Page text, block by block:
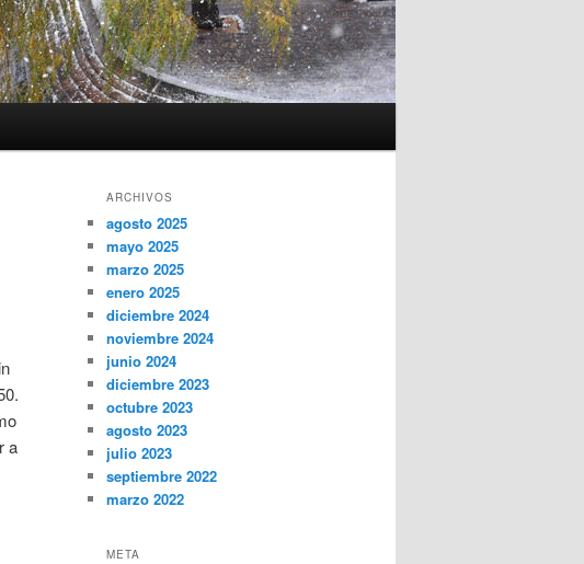
a
ARCHIVOS
agosto 2025
mayo 2025
marzo 2025
enero 2025
diciembre 2024
noviembre 2024
junio 2024
diciembre 2023
octubre 2023
agosto 2023
julio 2023
septiembre 2022
marzo 2022
META